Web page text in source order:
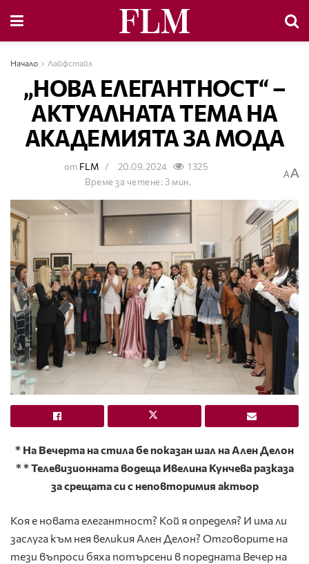
Начало Лайфстайл
„НОВА ЕЛЕГАНТНОСТ“ –
АКТУАЛНАТА ТЕМА НА
АКАДЕМИЯТА ЗА МОДА
от FLM 20.09.2024
1325
Време за четене: 3 мин.
AA
* На Вечерта на стила бе показан шал на Ален Делон
* * Телевизионната водеща Ивелина Кунчева разказа
за срещата си с неповторимия актьор
Коя е новата елегантност? Кой я определя? И има ли
заслуга към нея великия Ален Делон? Отговорите на
тези въпроси бяха потърсени в поредната Вечер на